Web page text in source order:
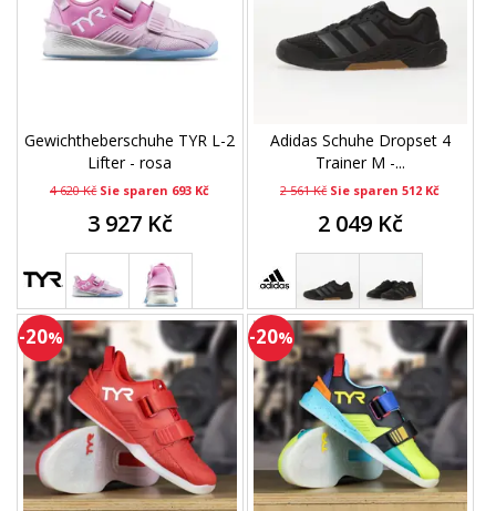
Gewichtheberschuhe TYR L-2
Lifter - rosa
4 620 Kč Sie sparen 693 Kč
3 927 Kč
Adidas Schuhe Dropset 4
Trainer M -...
2 561 Kč Sie sparen 512 Kč
2 049 Kč
-20% -20%